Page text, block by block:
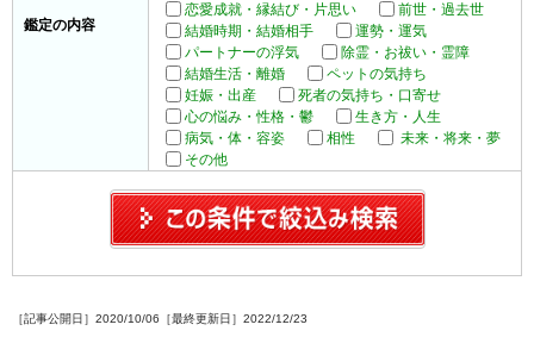
鑑定の内容
恋愛成就・縁結び・片思い
前世・過去世
結婚時期・結婚相手
運勢・運気
パートナーの浮気
除霊・お祓い・霊障
結婚生活・離婚
ペットの気持ち
妊娠・出産
死者の気持ち・口寄せ
心の悩み・性格・鬱
生き方・人生
病気・体・容姿
相性
未来・将来・夢
その他
［記事公開日］2020/10/06［最終更新日］2022/12/23